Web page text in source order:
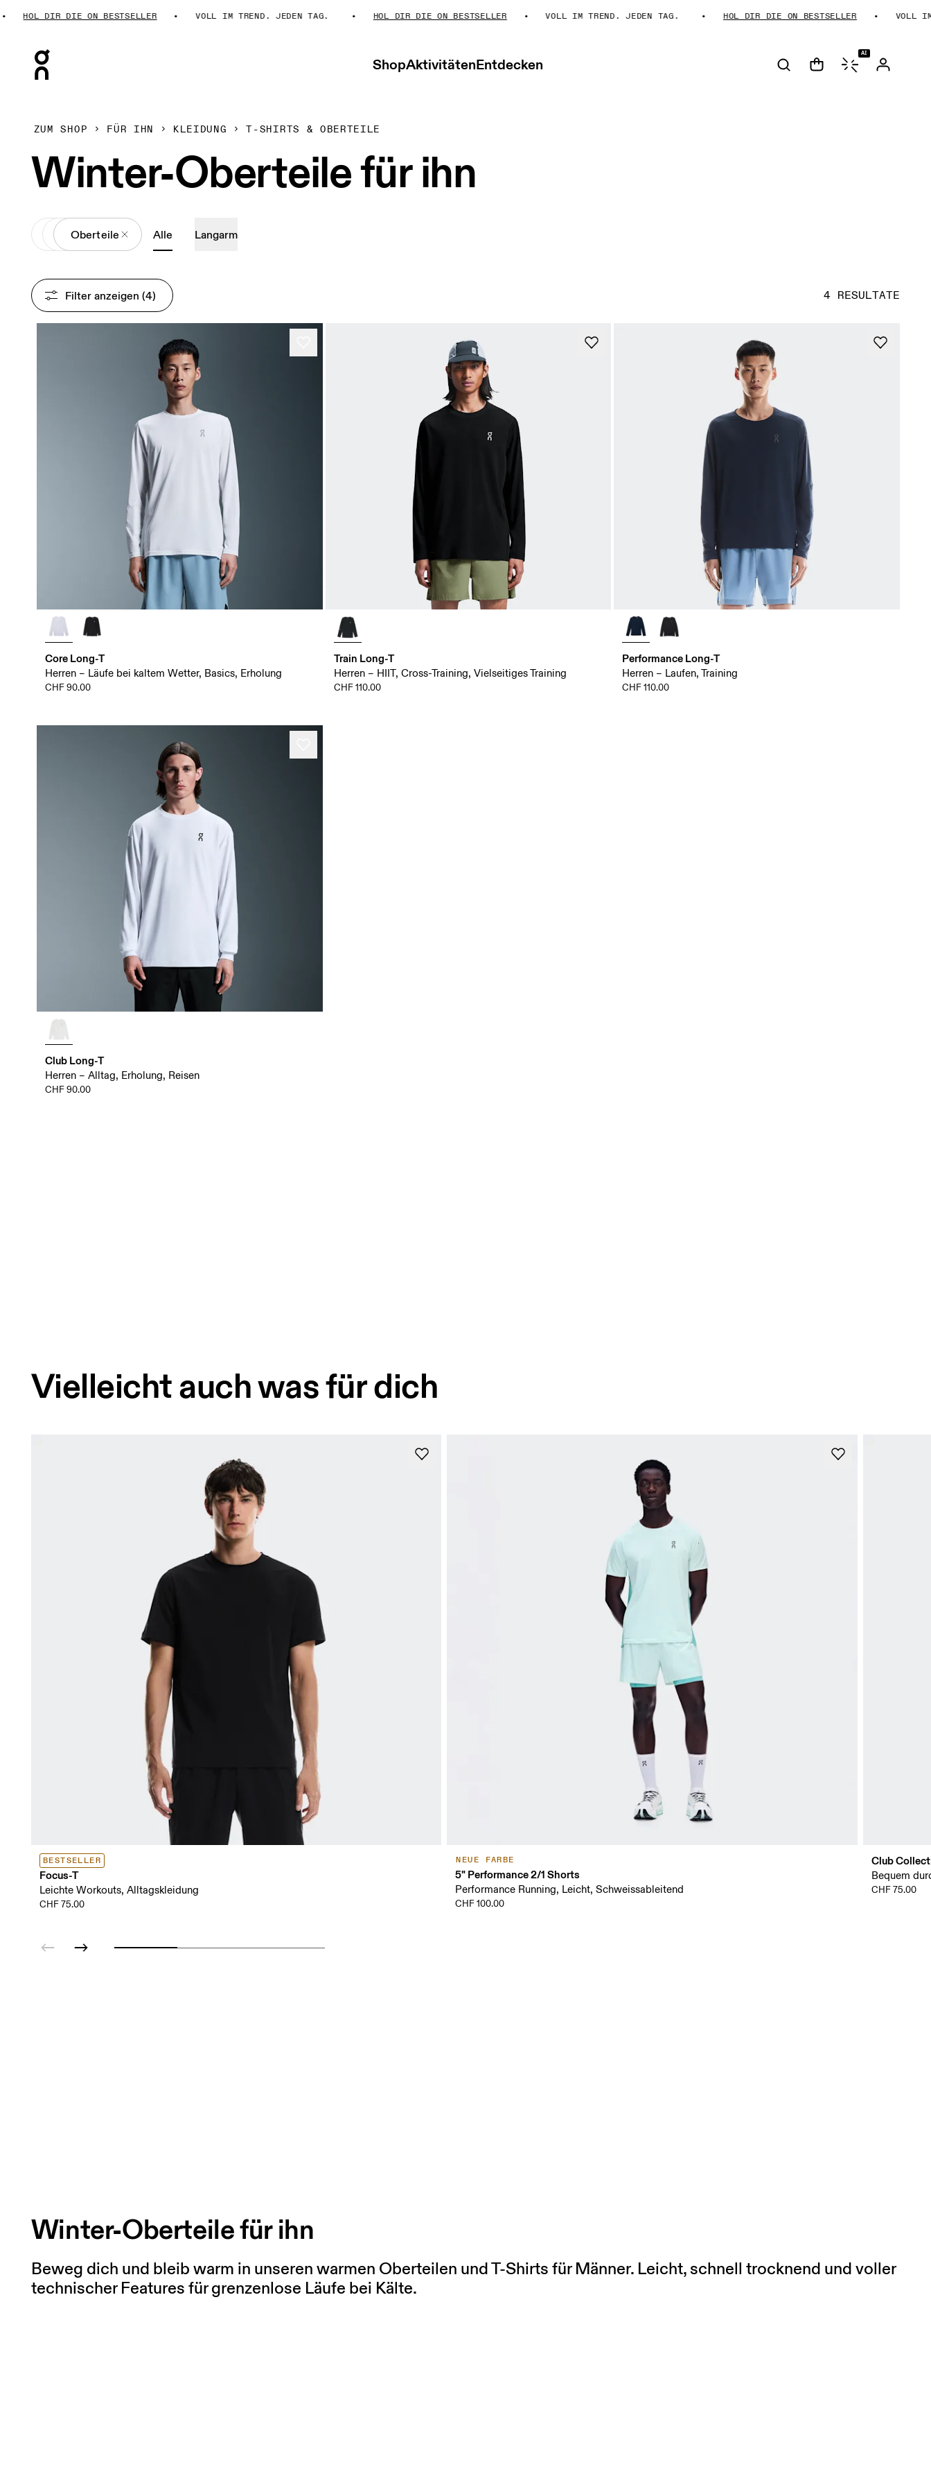
HOL DIR DIE ON BESTSELLER VOLL IM TREND. JEDEN TAG. HOL DIR DIE ON BESTSELLER VOLL IM TREND. JEDEN TAG. HOL DIR DIE ON BESTSELLER VOLL IM
ShopAktivitätenEntdecken
AI
ZUM SHOP FÜR IHN KLEIDUNG T-SHIRTS & OBERTEILE
Winter-Oberteile für ihn
All Kleidung
Oberteile Alle Langarm
4 RESULTATE
Filter anzeigen (4)
Core Long-T
Herren – Läufe bei kaltem Wetter, Basics, Erholung
CHF 90.00
Train Long-T
Herren – HIIT, Cross-Training, Vielseitiges Training
CHF 110.00
Performance Long-T
Herren – Laufen, Training
CHF 110.00
Club Long-T
Herren – Alltag, Erholung, Reisen
CHF 90.00
Vielleicht auch was für dich
BESTSELLER
Focus-T
Leichte Workouts, Alltagskleidung
CHF 75.00
NEUE FARBE
5" Performance 2/1 Shorts
Performance Running, Leicht, Schweissableitend
CHF 100.00
Club
Bequem
CHF 75.00
Winter-Oberteile für ihn
Beweg dich und bleib warm in unseren warmen Oberteilen und T-Shirts für Männer. Leicht, schnell trocknend und voller
technischer Features für grenzenlose Läufe bei Kälte.